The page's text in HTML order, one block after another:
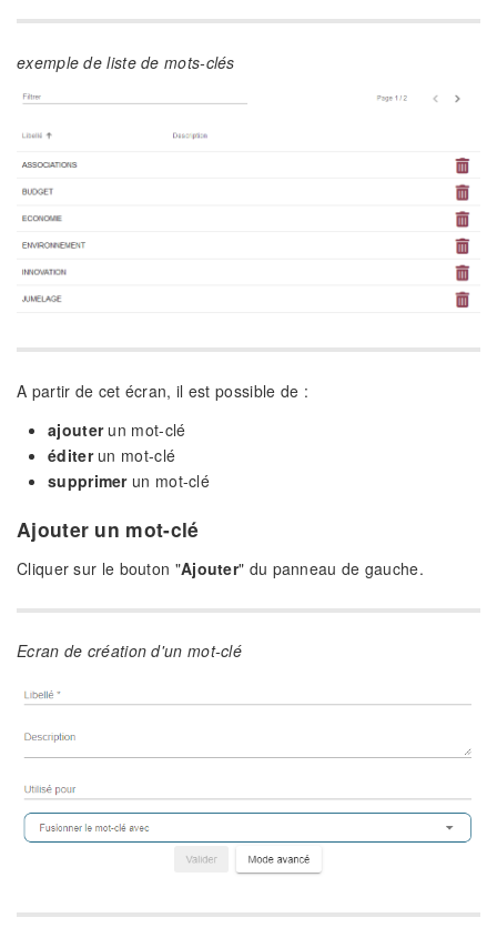
exemple de liste de mots-clés
A partir de cet écran, il est possible de :
ajouterun mot-clé
éditerun mot-clé
supprimerun mot-clé
Ajouter un mot-clé
Cliquer sur le bouton "Ajouter" du panneau de gauche.
Ecran de création d'un mot-clé